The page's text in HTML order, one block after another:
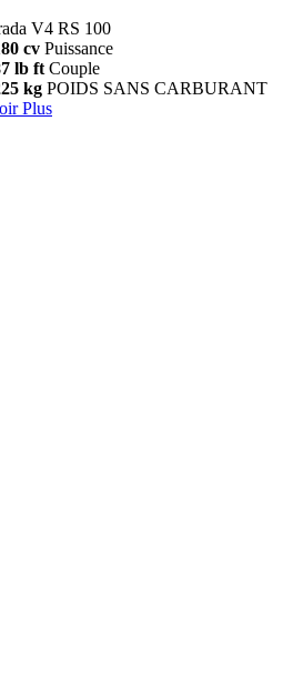
V4 RS 100
cv Puissance
lb ft Couple
kg POIDS SANS CARBURANT
Plus